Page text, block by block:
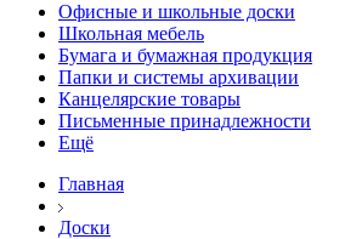
Офисные и школьные доски
Школьная мебель
Бумага и бумажная продукция
Папки и системы архивации
Канцелярские товары
Письменные принадлежности
Ещё
Главная
Доски